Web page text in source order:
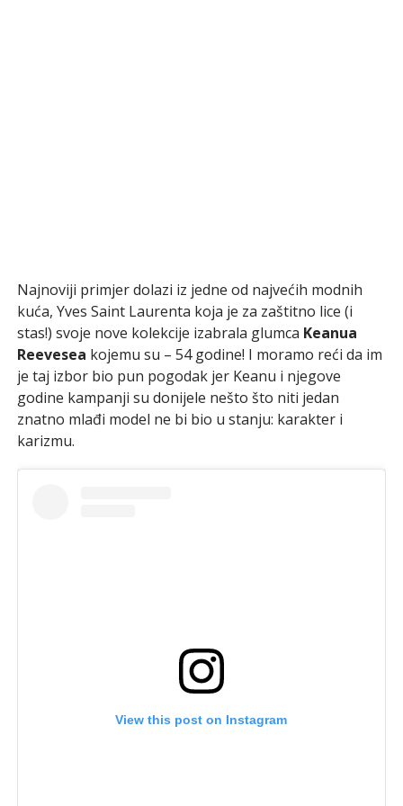
Najnoviji primjer dolazi iz jedne od najvećih modnih
kuća, Yves Saint Laurenta koja je za zaštitno lice (i
stas!) svoje nove kolekcije izabrala glumca Keanua
Reevesea kojemu su – 54 godine! I moramo reći da im
je taj izbor bio pun pogodak jer Keanu i njegove
godine kampanji su donijele nešto što niti jedan
znatno mlađi model ne bi bio u stanju: karakter i
karizmu.
View this post on Instagram